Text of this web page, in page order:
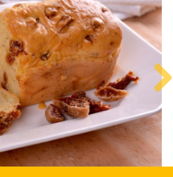
Next